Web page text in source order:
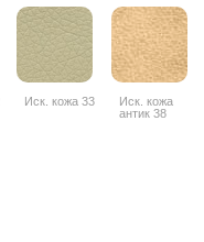
Иск. кожа 33
Иск. кожа
антик 38